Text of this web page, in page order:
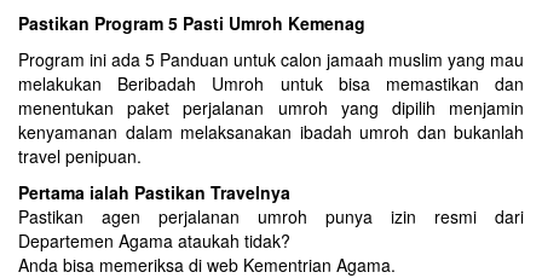
Pastikan Program 5 Pasti Umroh Kemenag
Program ini ada 5 Panduan untuk calon jamaah muslim yang mau
melakukan Beribadah Umroh untuk bisa memastikan dan
menentukan paket perjalanan umroh yang dipilih menjamin
kenyamanan dalam melaksanakan ibadah umroh dan bukanlah
travel penipuan.
Pertama ialah Pastikan Travelnya
Pastikan agen perjalanan umroh punya izin resmi dari
Departemen Agama ataukah tidak?
Anda bisa memeriksa di web Kementrian Agama.